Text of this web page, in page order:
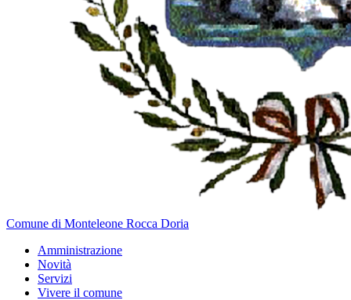
Comune di Monteleone Rocca Doria
Amministrazione
Novità
Servizi
Vivere il comune